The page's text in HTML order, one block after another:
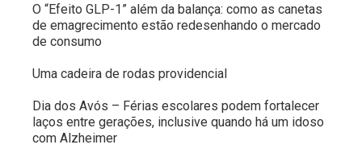
O “Efeito GLP-1” além da balança: como as canetas
de emagrecimento estão redesenhando o mercado
de consumo
Uma cadeira de rodas providencial
Dia dos Avós – Férias escolares podem fortalecer
laços entre gerações, inclusive quando há um idoso
com Alzheimer